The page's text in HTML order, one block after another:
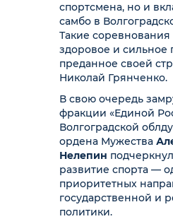
спортсмена, но и
самбо в
Такие
здоровое и сильное
преданное своей
Николай Грянченко.
В свою очередь
фракции «Единой
Волгоградской
ордена Мужества
Нелепин
развитие спорта —
приоритетных
государственной и
политики.